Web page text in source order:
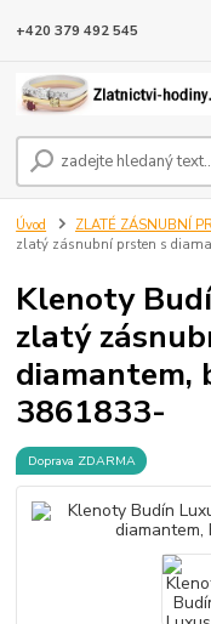
+420 379 492 545
Úvod ZLATÉ ZÁSNUBNÍ
zlatý zásnubní prsten s
Klenoty
zlatý
3861833-
Doprava ZDARMA